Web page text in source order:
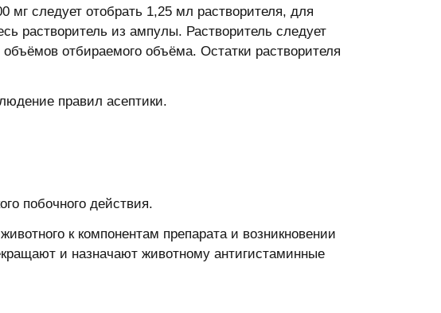
следует отобрать 1,25 мл растворителя, для
растворитель из ампулы. Растворитель следует
отбираемого объёма. Остатки растворителя
правил асептики.
побочного действия.
к компонентам препарата и возникновении
и назначают животному антигистаминные